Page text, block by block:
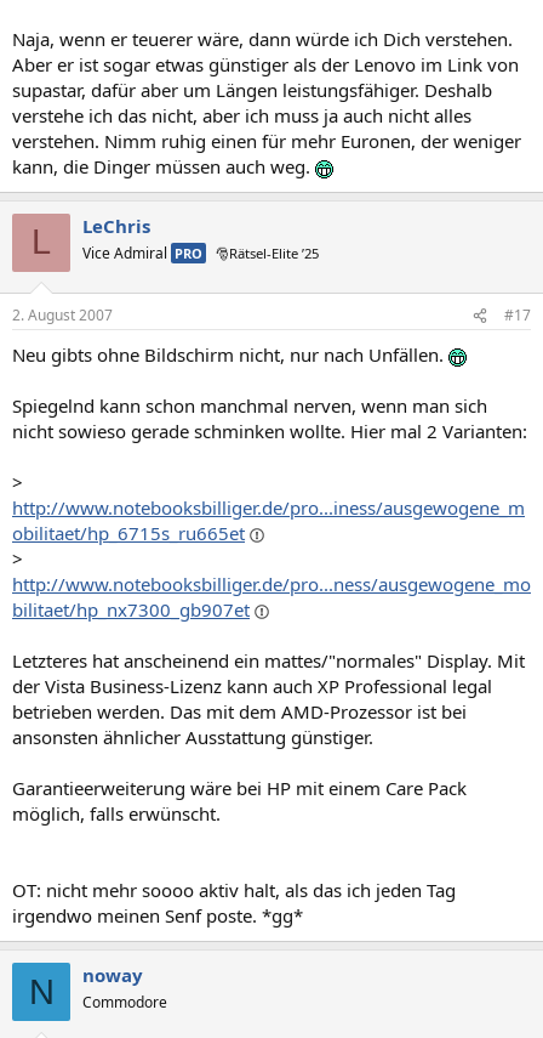
Naja, wenn er teuerer wäre, dann würde ich Dich verstehen.
Aber er ist sogar etwas günstiger als der Lenovo im Link von
supastar, dafür aber um Längen leistungsfähiger. Deshalb
verstehe ich das nicht, aber ich muss ja auch nicht alles
verstehen. Nimm ruhig einen für mehr Euronen, der weniger
kann, die Dinger müssen auch weg.
L LeChris
Vice Admiral PRO 🎅Rätsel-Elite ’25
2. August 2007 #17
Neu gibts ohne Bildschirm nicht, nur nach Unfällen.
Spiegelnd kann schon manchmal nerven, wenn man sich
nicht sowieso gerade schminken wollte. Hier mal 2 Varianten:
>
http://www.notebooksbilliger.de/pro...iness/ausgewogene_m
obilitaet/hp_6715s_ru665et
>
http://www.notebooksbilliger.de/pro...ness/ausgewogene_mo
bilitaet/hp_nx7300_gb907et
Letzteres hat anscheinend ein mattes/"normales" Display. Mit
der Vista Business-Lizenz kann auch XP Professional legal
betrieben werden. Das mit dem AMD-Prozessor ist bei
ansonsten ähnlicher Ausstattung günstiger.
Garantieerweiterung wäre bei HP mit einem Care Pack
möglich, falls erwünscht.
OT: nicht mehr soooo aktiv halt, als das ich jeden Tag
irgendwo meinen Senf poste. *gg*
N noway
Commodore